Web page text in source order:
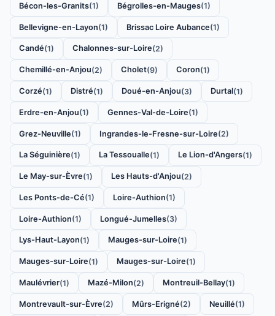
Bécon-les-Granits(1) Bégrolles-en-Mauges(1)
Bellevigne-en-Layon(1) Brissac Loire Aubance(1)
Candé(1) Chalonnes-sur-Loire(2)
Chemillé-en-Anjou(2) Cholet(9) Coron(1)
Corzé(1) Distré(1) Doué-en-Anjou(3) Durtal(1)
Erdre-en-Anjou(1) Gennes-Val-de-Loire(1)
Grez-Neuville(1) Ingrandes-le-Fresne-sur-Loire(2)
La Séguinière(1) La Tessoualle(1) Le Lion-d'Angers(1)
Le May-sur-Èvre(1) Les Hauts-d'Anjou(2)
Les Ponts-de-Cé(1) Loire-Authion(1)
Loire-Authion(1) Longué-Jumelles(3)
Lys-Haut-Layon(1) Mauges-sur-Loire(1)
Mauges-sur-Loire(1) Mauges-sur-Loire(1)
Maulévrier(1) Mazé-Milon(2) Montreuil-Bellay(1)
Montrevault-sur-Èvre(2) Mûrs-Erigné(2) Neuillé(1)